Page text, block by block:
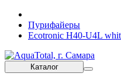
Пурифайеры
Ecotronic H40-U4L
Каталог